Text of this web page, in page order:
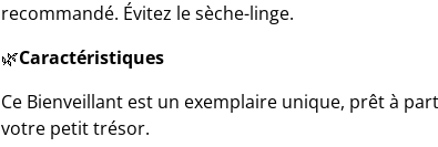
recommandé. Évitez le sèche-linge.
🌿Caractéristiques
Ce Bienveillant est un exemplaire unique, prêt à
votre petit trésor.